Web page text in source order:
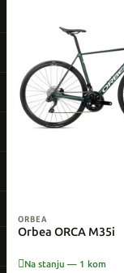
ORBEA
Orbea ORCA M35i
Na stanju — 1 kom